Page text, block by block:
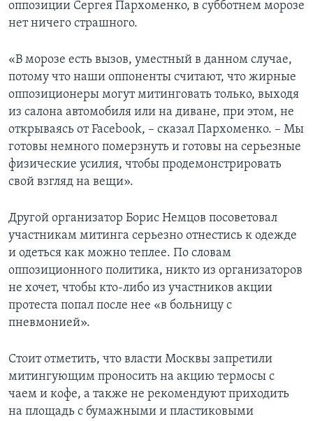
оппозиции Сергея Пархоменко, в субботнем морозе
нет ничего страшного.
«В морозе есть вызов, уместный в данном случае,
потому что наши оппоненты считают, что жирные
оппозиционеры могут митинговать только, выходя
из салона автомобиля или на диване, при этом, не
открываясь от Facebook, – сказал Пархоменко. – Мы
готовы немного померзнуть и готовы на серьезные
физические усилия, чтобы продемонстрировать
свой взгляд на вещи».
Другой организатор Борис Немцов посоветовал
участникам митинга серьезно отнестись к одежде
и одеться как можно теплее. По словам
оппозиционного политика, никто из организаторов
не хочет, чтобы кто-либо из участников акции
протеста попал после нее «в больницу с
пневмонией».
Стоит отметить, что власти Москвы запретили
митингующим проносить на акцию термосы с
чаем и кофе, а также не рекомендуют приходить
на площадь с бумажными и пластиковыми